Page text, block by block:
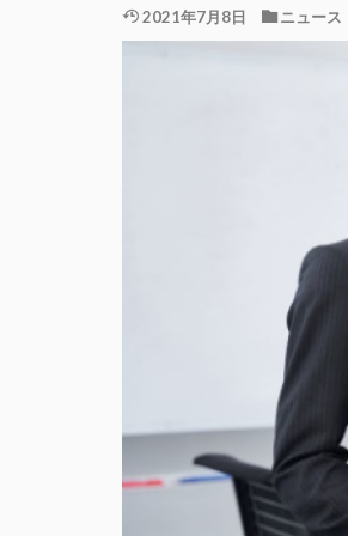
2021年7月8日 ニュース